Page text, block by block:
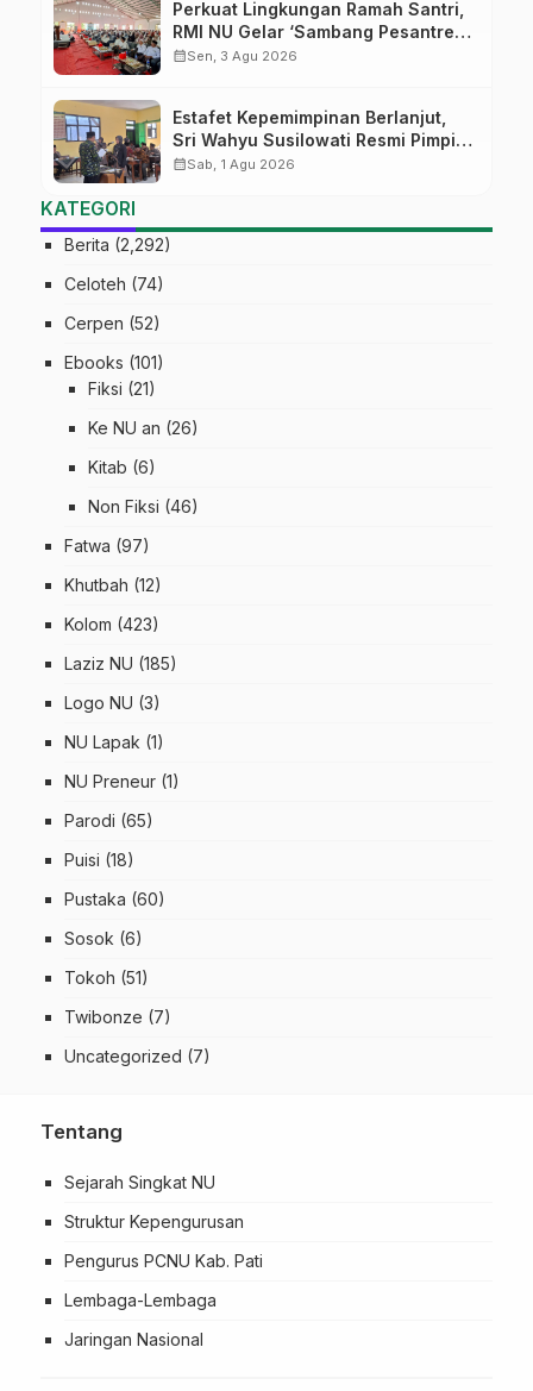
Perkuat Lingkungan Ramah Santri,
RMI NU Gelar ‘Sambang Pesantren’
di Pati
calendar_monthSen, 3 Agu 2026
Estafet Kepemimpinan Berlanjut,
Sri Wahyu Susilowati Resmi Pimpin
MTs Ma’arif Sapuran
calendar_monthSab, 1 Agu 2026
KATEGORI
Berita (2,292)
Celoteh (74)
Cerpen (52)
Ebooks (101)
Fiksi (21)
Ke NU an (26)
Kitab (6)
Non Fiksi (46)
Fatwa (97)
Khutbah (12)
Kolom (423)
Laziz NU (185)
Logo NU (3)
NU Lapak (1)
NU Preneur (1)
Parodi (65)
Puisi (18)
Pustaka (60)
Sosok (6)
Tokoh (51)
Twibonze (7)
Uncategorized (7)
Tentang
Sejarah Singkat NU
Struktur Kepengurusan
Pengurus PCNU Kab. Pati
Lembaga-Lembaga
Jaringan Nasional